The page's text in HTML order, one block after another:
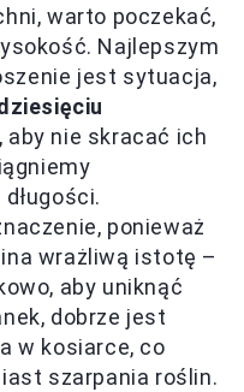
warto poczekać,
Najlepszym
jest sytuacja,
aby nie skracać ich
ponieważ
wrażliwą istotę –
aby uniknąć
dobrze jest
w kosiarce, co
szarpania roślin.